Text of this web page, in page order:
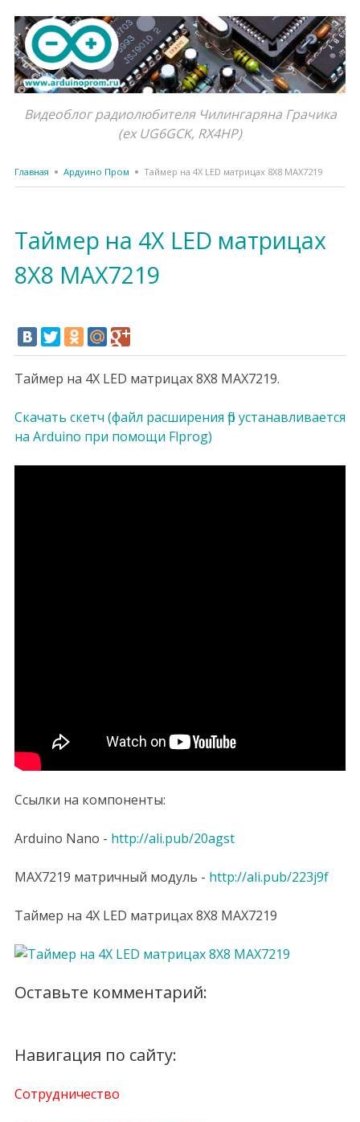
Видеоблог радиолюбителя Чилингаряна Грачика
(ex UG6GCK, RX4HP)
Главная Ардуино Пром Таймер на 4Х LED матрицах 8Х8 MAX7219
Таймер на 4Х LED матрицах
8Х8 MAX7219
Таймер на 4Х LED матрицах 8Х8 MAX7219.
Скачать скетч (файл расширения flp устанавливается
на Arduino при помощи Flprog)
Ссылки на компоненты:
Arduino Nano - http://ali.pub/20agst
MAX7219 матричный модуль - http://ali.pub/223j9f
Таймер на 4Х LED матрицах 8Х8 MAX7219
Оставьте комментарий:
Навигация по сайту:
Сотрудничество